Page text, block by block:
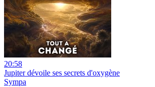
20:58
Jupiter dévoile ses secrets d'oxygène
Sympa